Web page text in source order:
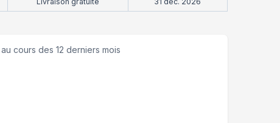
au cours des 12 derniers mois